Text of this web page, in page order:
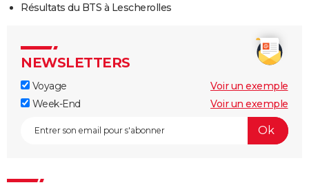
Résultats du BTS à Lescherolles
NEWSLETTERS
Voyage
Voir un exemple
Week-End
Voir un exemple